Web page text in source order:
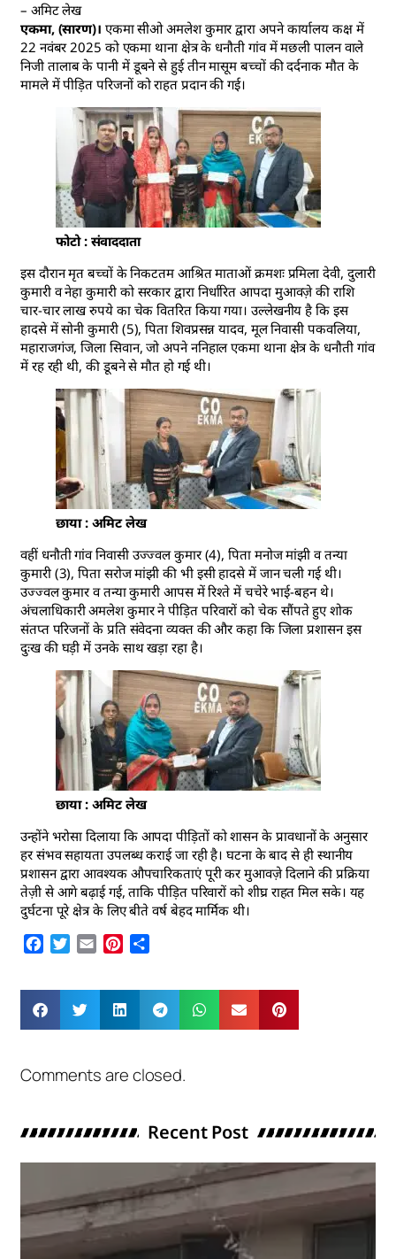
– अमिट लेख
एकमा, (सारण)। एकमा सीओ अमलेश कुमार द्वारा अपने कार्यालय कक्ष में
22 नवंबर 2025 को एकमा थाना क्षेत्र के धनौती गांव में मछली पालन वाले
निजी तालाब के पानी में डूबने से हुई तीन मासूम बच्चों की दर्दनाक मौत के
मामले में पीड़ित परिजनों को राहत प्रदान की गई।
फोटो : संवाददाता
इस दौरान मृत बच्चों के निकटतम आश्रित माताओं क्रमशः प्रमिला देवी, दुलारी
कुमारी व नेहा कुमारी को सरकार द्वारा निर्धारित आपदा मुआवज़े की राशि
चार-चार लाख रुपये का चेक वितरित किया गया। उल्लेखनीय है कि इस
हादसे में सोनी कुमारी (5), पिता शिवप्रसन्न यादव, मूल निवासी पकवलिया,
महाराजगंज, जिला सिवान, जो अपने ननिहाल एकमा थाना क्षेत्र के धनौती गांव
में रह रही थी, की डूबने से मौत हो गई थी।
छाया : अमिट लेख
वहीं धनौती गांव निवासी उज्ज्वल कुमार (4), पिता मनोज मांझी व तन्या
कुमारी (3), पिता सरोज मांझी की भी इसी हादसे में जान चली गई थी।
उज्ज्वल कुमार व तन्या कुमारी आपस में रिश्ते में चचेरे भाई-बहन थे।
अंचलाधिकारी अमलेश कुमार ने पीड़ित परिवारों को चेक सौंपते हुए शोक
संतप्त परिजनों के प्रति संवेदना व्यक्त की और कहा कि जिला प्रशासन इस
दुःख की घड़ी में उनके साथ खड़ा रहा है।
छाया : अमिट लेख
उन्होंने भरोसा दिलाया कि आपदा पीड़ितों को शासन के प्रावधानों के अनुसार
हर संभव सहायता उपलब्ध कराई जा रही है। घटना के बाद से ही स्थानीय
प्रशासन द्वारा आवश्यक औपचारिकताएं पूरी कर मुआवज़े दिलाने की प्रक्रिया
तेज़ी से आगे बढ़ाई गई, ताकि पीड़ित परिवारों को शीघ्र राहत मिल सके। यह
दुर्घटना पूरे क्षेत्र के लिए बीते वर्ष बेहद मार्मिक थी।
Facebook
Twitter
Email Pinterest
Comments are closed.
Recent Post